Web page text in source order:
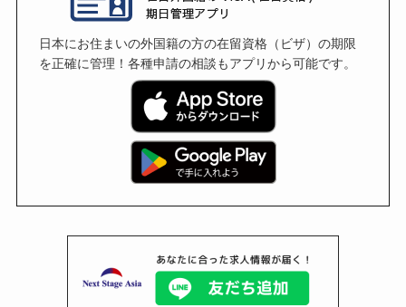
日本にお住まいの外国籍の方の在留資格（ビザ）の期限
を正確に管理！各種申請の相談もアプリから可能です。